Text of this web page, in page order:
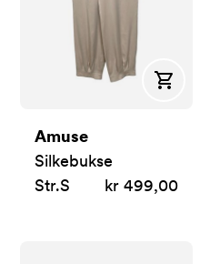
Kjøp
Amuse
Silkebukse
Str.S kr 499,00